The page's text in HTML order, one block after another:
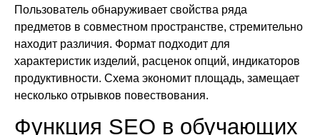
Пользователь обнаруживает свойства ряда
предметов в совместном пространстве, стремительно
находит различия. Формат подходит для
характеристик изделий, расценок опций, индикаторов
продуктивности. Схема экономит площадь, замещает
несколько отрывков повествования.
Функция SEO в обучающих